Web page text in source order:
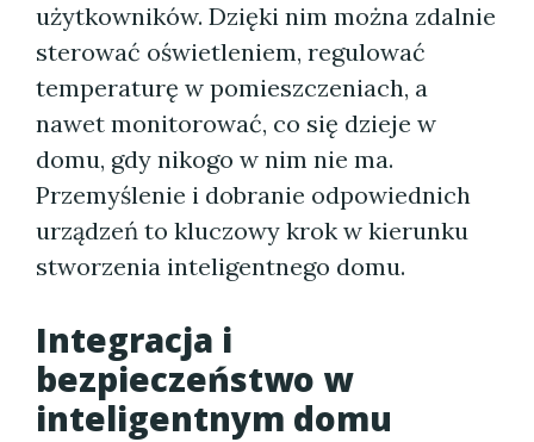
użytkowników. Dzięki nim można zdalnie
sterować oświetleniem, regulować
temperaturę w pomieszczeniach, a
nawet monitorować, co się dzieje w
domu, gdy nikogo w nim nie ma.
Przemyślenie i dobranie odpowiednich
urządzeń to kluczowy krok w kierunku
stworzenia inteligentnego domu.
Integracja i
bezpieczeństwo w
inteligentnym domu